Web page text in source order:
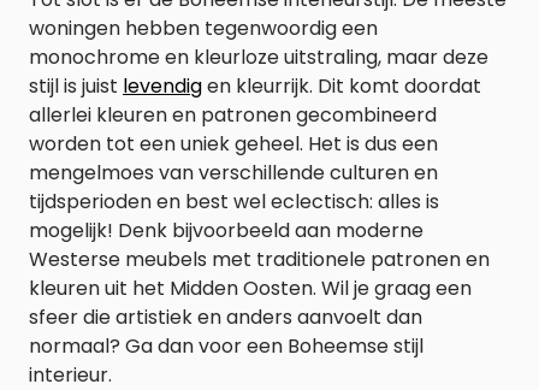
woningen hebben tegenwoordig een
monochrome en kleurloze uitstraling, maar deze
stijl is juist levendigen kleurrijk. Dit komt doordat
allerlei kleuren en patronen gecombineerd
worden tot een uniek geheel. Het is dus een
mengelmoes van verschillende culturen en
tijdsperioden en best wel eclectisch: alles is
mogelijk! Denk bijvoorbeeld aan moderne
Westerse meubels met traditionele patronen en
kleuren uit het Midden Oosten. Wil je graag een
sfeer die artistiek en anders aanvoelt dan
normaal? Ga dan voor een Boheemse stijl
interieur.